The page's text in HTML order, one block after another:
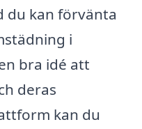
du kan förvänta
i
bra idé att
deras
kan du